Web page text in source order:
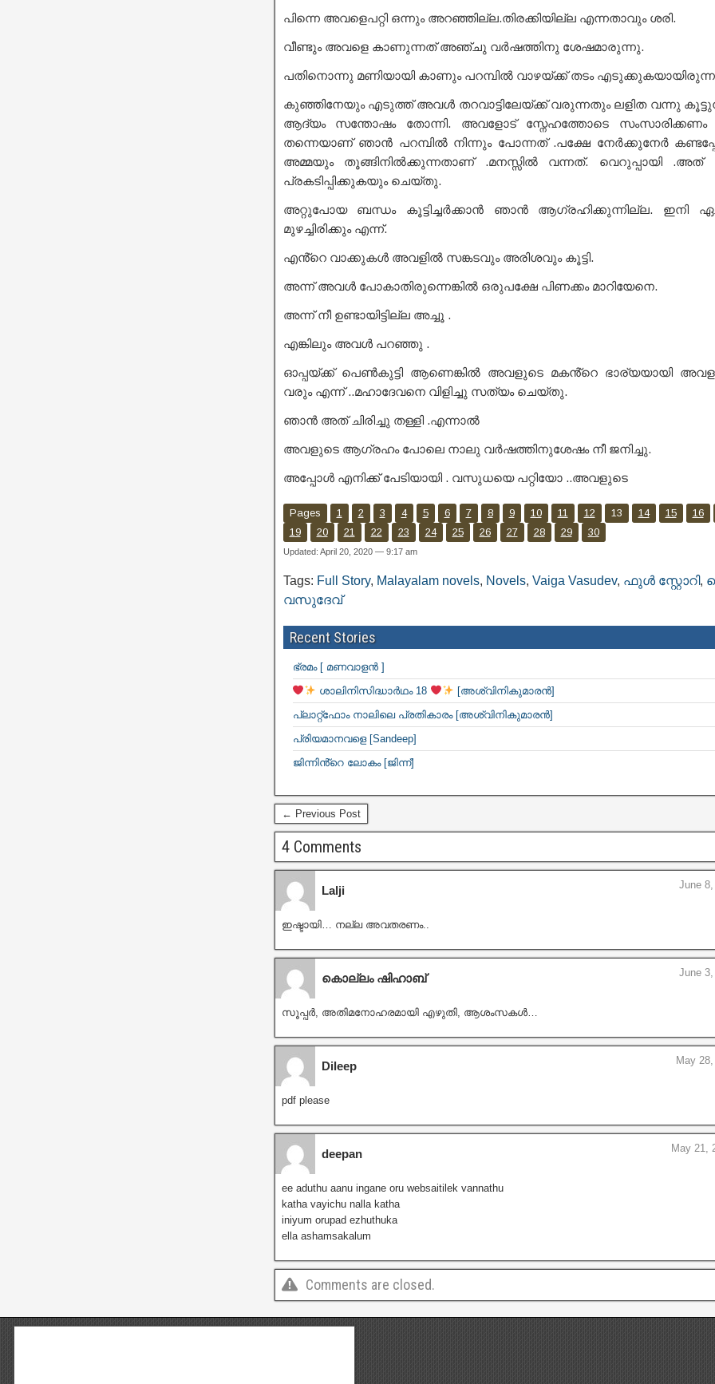
പിന്നെ അവളെപറ്റി ഒന്നും അറഞ്ഞില്ല.തിരക്കിയില്ല എന്നതാവും ശരി.
വീണ്ടും അവളെ കാണുന്നത് അഞ്ചു വർഷത്തിനു ശേഷമാരുന്നു.
പതിനൊന്നു മണിയായി കാണും പറമ്പിൽ വാഴയ്ക്ക് തടം
കുഞ്ഞിനേയും എടുത്ത് അവൾ തറവാട്ടിലേയ്ക്ക് വരുന്നതും ലളിത വന്നു
ആദ്യം സന്തോഷം തോന്നി. അവളോട് സ്നേഹത്തോടെ
തന്നെയാണ് ഞാൻ പറമ്പിൽ നിന്നും പോന്നത് .പക്ഷേ നേർക്കുനേർ
അമ്മയും തൂങ്ങിനിൽക്കുന്നതാണ് .മനസ്സിൽ വന്നത്. വെറുപ്പായി .അത്
പ്രകടിപ്പിക്കുകയും ചെയ്തു.
അറ്റുപോയ ബന്ധം കൂട്ടിച്ചർക്കാൻ ഞാൻ ആഗ്രഹിക്കുന്നില്ല. ഇനി
മുഴച്ചിരിക്കും എന്ന്.
എൻ്റെ വാക്കുകൾ അവളിൽ സങ്കടവും അരിശവും കൂട്ടി.
അന്ന് അവൾ പോകാതിരുന്നെങ്കിൽ ഒരുപക്ഷേ പിണക്കം മാറിയേനെ.
അന്ന് നീ ഉണ്ടായിട്ടില്ല അച്ചൂ .
എങ്കിലും അവൾ പറഞ്ഞു .
ഓപ്പയ്ക്ക് പെൺകുട്ടി ആണെങ്കിൽ അവളുടെ മകൻ്റെ ഭാര്യയായി
വരും എന്ന് ..മഹാദേവനെ വിളിച്ചു സത്യം ചെയ്തു.
ഞാൻ അത് ചിരിച്ചു തള്ളി .എന്നാൽ
അവളുടെ ആഗ്രഹം പോലെ നാലു വർഷത്തിനുശേഷം നീ ജനിച്ചു.
അപ്പോൾ എനിക്ക് പേടിയായി . വസുധയെ പറ്റിയോ ..അവളുടെ
Pages 1 2 3 4 5 6 7 8 9 10 11 12 13 14 15 16
19
20 21 22 23 24 25 26 27 28 29 30
Updated: April 20, 2020 — 9:17 am
Tags: Full Story, Malayalam novels, Novels, Vaiga Vasudev, ഫുൾ സ്റ്റോറി,
വസുദേവ്
Recent Stories
ഭ്രമം [ മണവാളൻ ]
ശാലിനിസിദ്ധാർഥം 18
[അശ്വിനികുമാരൻ]
പ്ലാറ്റ്ഫോം നാലിലെ പ്രതികാരം [അശ്വിനികുമാരൻ]
പ്രിയമാനവളെ [Sandeep]
ജിന്നിൻ്റെ ലോകം [ജിന്ന്]
← Previous Post
4 Comments
Lalji June
ഇഷ്ടായി… നല്ല അവതരണം..
കൊല്ലം ഷിഹാബ് June
സൂപ്പർ, അതിമനോഹരമായി എഴുതി, ആശംസകൾ…
Dileep May
pdf please
deepan May 21,
ee aduthu aanu ingane oru websaitilek vannathu
katha vayichu nalla katha
iniyum orupad ezhuthuka
ella ashamsakalum
Comments are closed.